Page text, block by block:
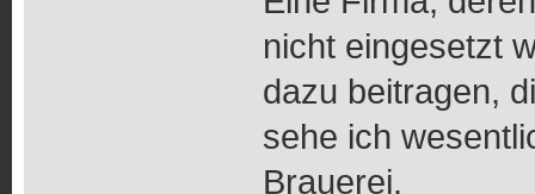
nicht eingesetzt
dazu beitragen,
sehe ich
Brauerei.